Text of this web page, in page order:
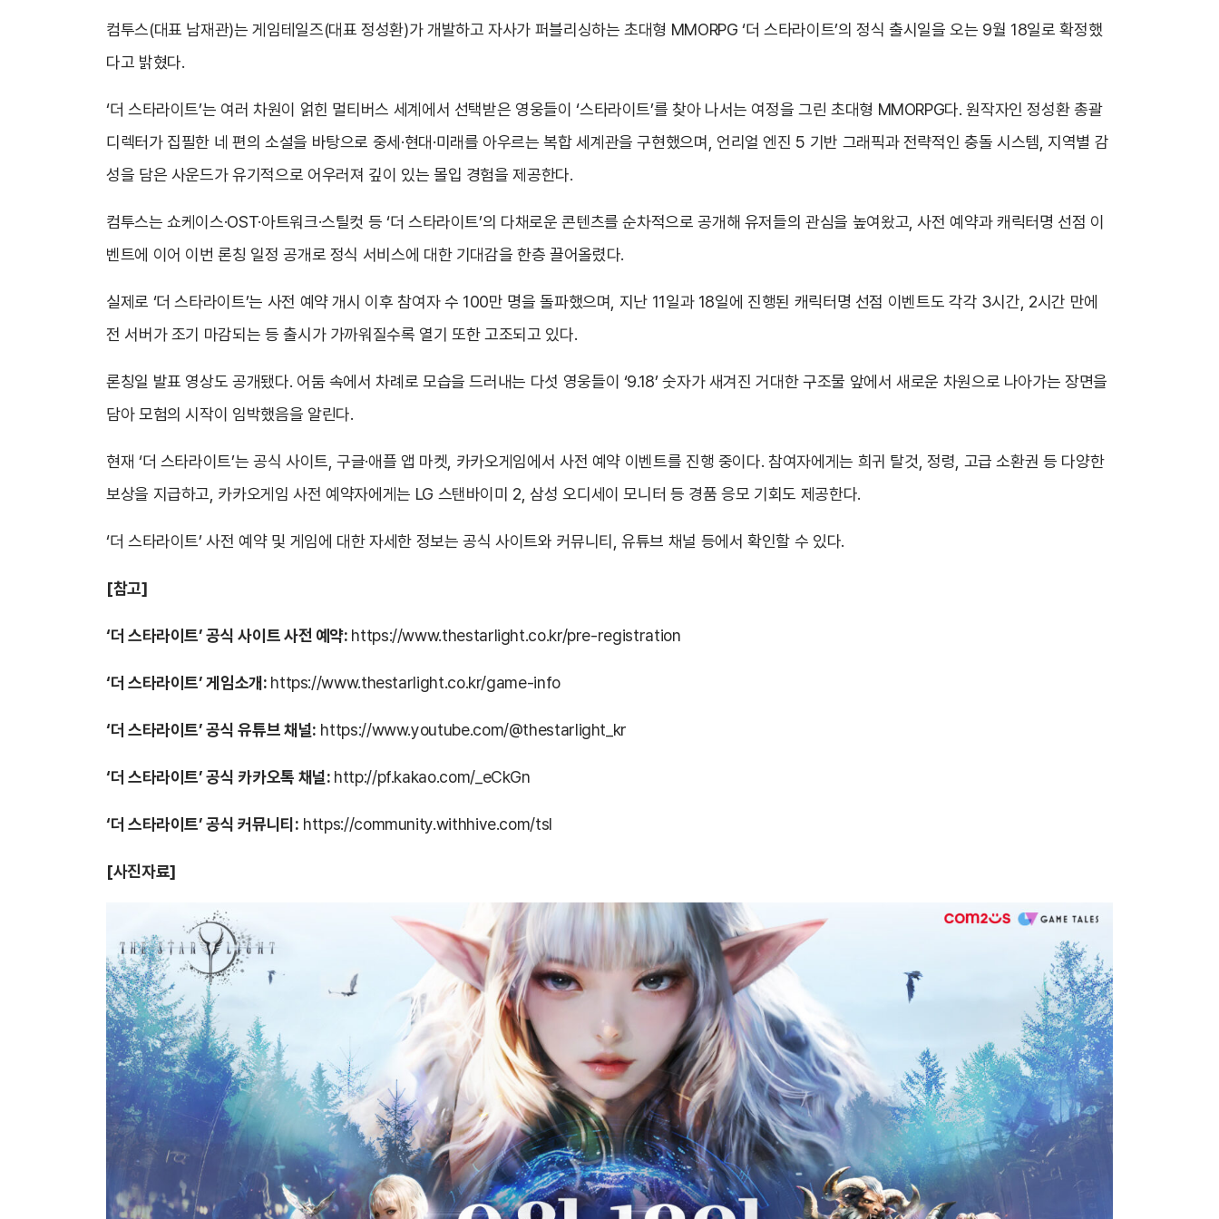
컴투스(대표 남재관)는 게임테일즈(대표 정성환)가 개발하고 자사가 퍼블리싱하는 초대형 MMORPG ‘더 스타라이트’의 정식 출시일을 오는 9월 18일로 확정했
다고 밝혔다.
‘더 스타라이트’는 여러 차원이 얽힌 멀티버스 세계에서 선택받은 영웅들이 ‘스타라이트’를 찾아 나서는 여정을 그린 초대형 MMORPG다. 원작자인 정성환 총괄
디렉터가 집필한 네 편의 소설을 바탕으로 중세·현대·미래를 아우르는 복합 세계관을 구현했으며, 언리얼 엔진 5 기반 그래픽과 전략적인 충돌 시스템, 지역별 감
성을 담은 사운드가 유기적으로 어우러져 깊이 있는 몰입 경험을 제공한다.
컴투스는 쇼케이스·OST·아트워크·스틸컷 등 ‘더 스타라이트’의 다채로운 콘텐츠를 순차적으로 공개해 유저들의 관심을 높여왔고, 사전 예약과 캐릭터명 선점 이
벤트에 이어 이번 론칭 일정 공개로 정식 서비스에 대한 기대감을 한층 끌어올렸다.
실제로 ‘더 스타라이트’는 사전 예약 개시 이후 참여자 수 100만 명을 돌파했으며, 지난 11일과 18일에 진행된 캐릭터명 선점 이벤트도 각각 3시간, 2시간 만에
전 서버가 조기 마감되는 등 출시가 가까워질수록 열기 또한 고조되고 있다.
론칭일 발표 영상도 공개됐다. 어둠 속에서 차례로 모습을 드러내는 다섯 영웅들이 ‘9.18’ 숫자가 새겨진 거대한 구조물 앞에서 새로운 차원으로 나아가는 장면을
담아 모험의 시작이 임박했음을 알린다.
현재 ‘더 스타라이트’는 공식 사이트, 구글·애플 앱 마켓, 카카오게임에서 사전 예약 이벤트를 진행 중이다. 참여자에게는 희귀 탈것, 정령, 고급 소환권 등 다양한
보상을 지급하고, 카카오게임 사전 예약자에게는 LG 스탠바이미 2, 삼성 오디세이 모니터 등 경품 응모 기회도 제공한다.
‘더 스타라이트’ 사전 예약 및 게임에 대한 자세한 정보는 공식 사이트와 커뮤니티, 유튜브 채널 등에서 확인할 수 있다.
[참고]
‘더 스타라이트’ 공식 사이트 사전 예약: https://www.thestarlight.co.kr/pre-registration
‘더 스타라이트’ 게임소개: https://www.thestarlight.co.kr/game-info
‘더 스타라이트’ 공식 유튜브 채널: https://www.youtube.com/@thestarlight_kr
‘더 스타라이트’ 공식 카카오톡 채널: http://pf.kakao.com/_eCkGn
‘더 스타라이트’ 공식 커뮤니티: https://community.withhive.com/tsl
[사진자료]